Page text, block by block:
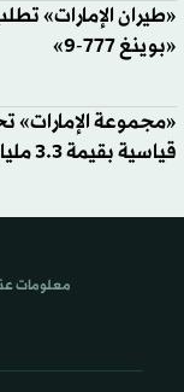
«بوينغ 777-9»
«مجموعة الإمارات»
قياسية بقيمة 3.3 مليار دولار
معلومات